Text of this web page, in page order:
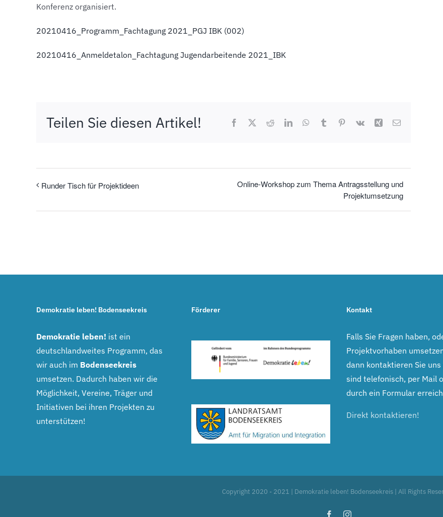
Konferenz organisiert.
20210416_Programm_Fachtagung 2021_PGJ IBK (002)
20210416_Anmeldetalon_Fachtagung Jugendarbeitende 2021_IBK
Teilen Sie diesen Artikel! Facebook RedditLinkedInWhatsApp
Tumblr Pinterest
Vk Xing E-
Runder Tisch für Projektideen
Online-Workshop zum Thema Antragsstellung und
Projektumsetzung
Demokratie leben! Bodenseekreis
Demokratie leben! ist ein
deutschlandweites Programm, das
wir auch im Bodenseekreis
umsetzen. Dadurch haben wir die
Möglichkeit, Vereine, Träger und
Initiativen bei ihren Projekten zu
unterstützen!
Förderer Kontakt
Falls Sie Fragen haben,
Projektvorhaben
dann kontaktieren Sie uns
sind telefonisch, per Mail
durch ein Formular
Direkt kontaktieren!
Copyright 2020 - 2021 | Demokratie leben! Bodenseekreis | All Rights
FacebookInstagram